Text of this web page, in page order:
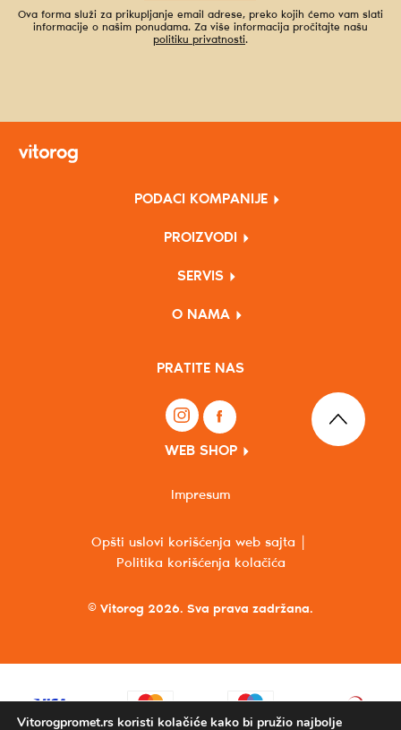
Ova forma služi za prikupljanje email adrese, preko kojih ćemo vam slati
informacije o našim ponudama. Za više informacija pročitajte našu
politiku privatnosti.
PODACI KOMPANIJE
PROIZVODI
SERVIS
O NAMA
PRATITE NAS
WEB SHOP
© Vitorog 2026. Sva prava zadržana.
Opšti uslovi korišćenja web sajta
Politika korišćenja kolačića
Impresum
Vitorogpromet.rs koristi kolačiće kako bi pružio najbolje